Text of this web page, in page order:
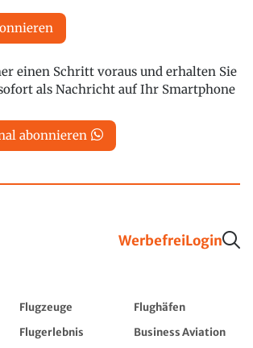
einen Schritt voraus und erhalten Sie
als Nachricht auf Ihr Smartphone
abonnieren
WerbefreiLogin
Flugzeuge
Flughäfen
Flugerlebnis
Business Aviation